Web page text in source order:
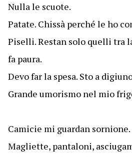
Nulla le scuote.
Patate. Chissà perché le ho
Piselli. Restan solo quelli tra
fa paura.
Devo far la spesa. Sto a
Grande umorismo nel mio
Camicie mi guardan sornione.
Magliette, pantaloni,